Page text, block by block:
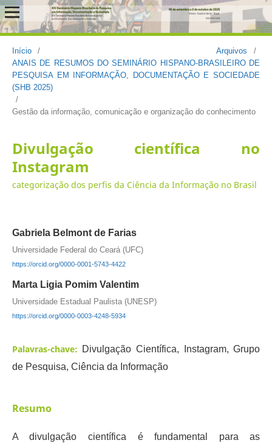
Início / Arquivos
/
ANAIS DE RESUMOS DO SEMINÁRIO HISPANO-BRASILEIRO DE
PESQUISA EM INFORMAÇÃO, DOCUMENTAÇÃO E SOCIEDADE
(SHB 2025)
/
Gestão da informação, comunicação e organização do conhecimento
Divulgação científica no
Instagram
categorização dos perfis da Ciência da Informação no Brasil
Gabriela Belmont de Farias
Universidade Federal do Ceará (UFC)
https://orcid.org/0000-0001-5743-4422
Marta Ligia Pomim Valentim
Universidade Estadual Paulista (UNESP)
https://orcid.org/0000-0003-4248-5934
Palavras-chave: Divulgação Científica, Instagram, Grupo
de Pesquisa, Ciência da Informação
Resumo
A divulgação científica é fundamental para as